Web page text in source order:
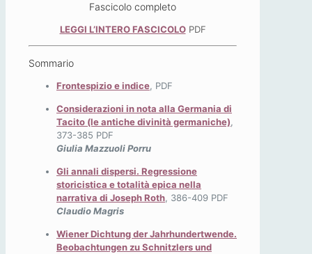
Fascicolo completo
LEGGI L’INTERO FASCICOLOPDF
Sommario
Frontespizio e indice, PDF
Considerazioni in nota alla Germania di
Tacito (le antiche divinità germaniche),
373-385 PDF
Giulia Mazzuoli Porru
Gli annali dispersi. Regressione
storicistica e totalità epica nella
narrativa di Joseph Roth, 386-409 PDF
Claudio Magris
Wiener Dichtung der Jahrhundertwende.
Beobachtungen zu Schnitzlers und